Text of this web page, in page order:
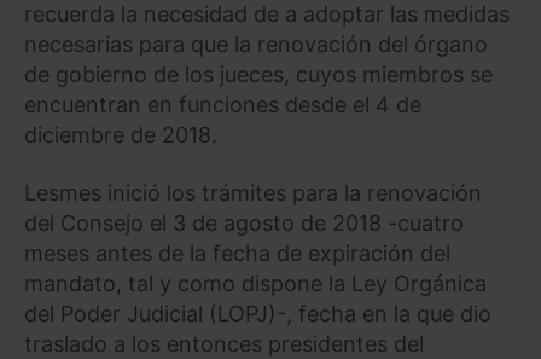
recuerda la necesidad de a adoptar las medidas
necesarias para que la renovación del órgano
de gobierno de los jueces, cuyos miembros se
encuentran en funciones desde el 4 de
diciembre de 2018.
Lesmes inició los trámites para la renovación
del Consejo el 3 de agosto de 2018 -cuatro
meses antes de la fecha de expiración del
mandato, tal y como dispone la Ley Orgánica
del Poder Judicial (LOPJ)-, fecha en la que dio
traslado a los entonces presidentes del